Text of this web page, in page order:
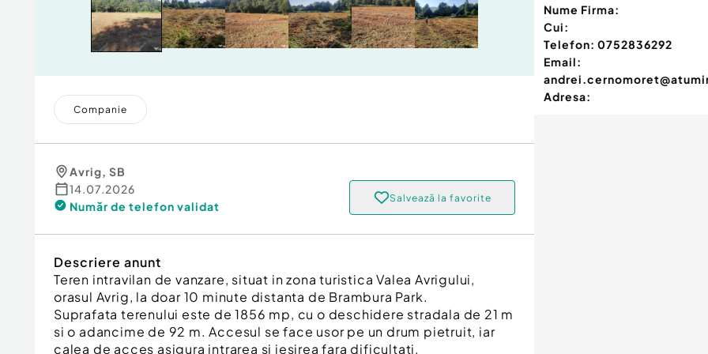
Companie
Avrig, SB
14.07.2026
Număr de telefon validat
Salvează la favorite
Descriere anunt
Teren intravilan de vanzare, situat in zona turistica Valea Avrigului,
orasul Avrig, la doar 10 minute distanta de Brambura Park.
Suprafata terenului este de 1856 mp, cu o deschidere stradala de 21 m
si o adancime de 92 m. Accesul se face usor pe un drum pietruit, iar
calea de acces asigura intrarea si iesirea fara dificultati.
Nume Firma:
Cui:
Telefon: 0752836292
Email:
Adresa: